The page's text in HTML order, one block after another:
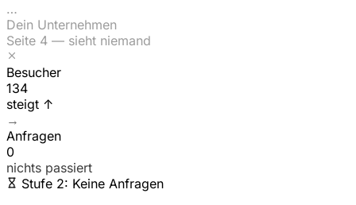
…
Dein Unternehmen
Seite 4 — sieht niemand
Besucher
161
steigt ↑
→
Anfragen
0
nichts passiert
Stufe 2: Keine Anfragen